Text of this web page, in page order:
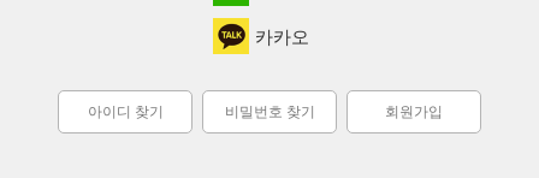
카카오
아이디 찾기 비밀번호 찾기 회원가입